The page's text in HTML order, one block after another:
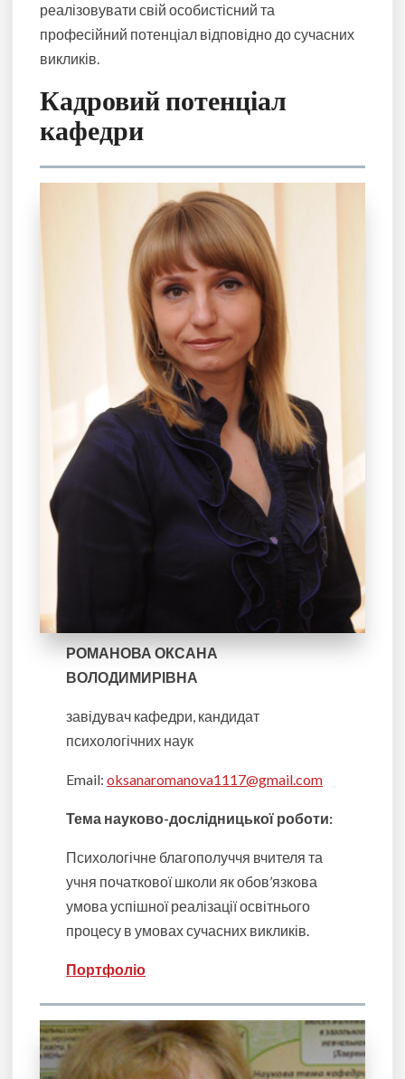
реалізовувати свій особистісний та
професійний потенціал відповідно до сучасних
викликів.
Кадровий потенціал
кафедри
РОМАНОВА ОКСАНА
ВОЛОДИМИРІВНА
завідувач кафедри, кандидат
психологічних наук
Email:oksanaromanova1117@gmail.com
Тема науково-дослідницької роботи:
Психологічне благополуччя вчителя та
учня початкової школи як обов’язкова
умова успішної реалізації освітнього
процесу в умовах сучасних викликів.
Портфоліо